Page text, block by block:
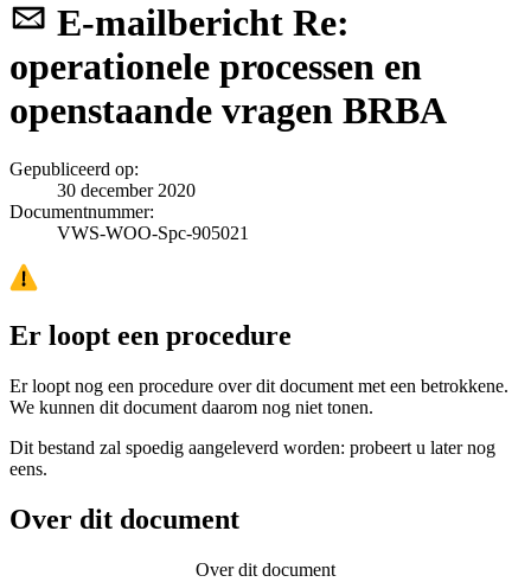
E-mailbericht Re:
operationele processen en
openstaande vragen BRBA
Gepubliceerd op:
30 december 2020
Documentnummer:
VWS-WOO-Spc-905021
Er loopt een procedure
Er loopt nog een procedure over dit document met een betrokkene.
We kunnen dit document daarom nog niet tonen.
Dit bestand zal spoedig aangeleverd worden: probeert u later nog
eens.
Over dit document
Over dit document